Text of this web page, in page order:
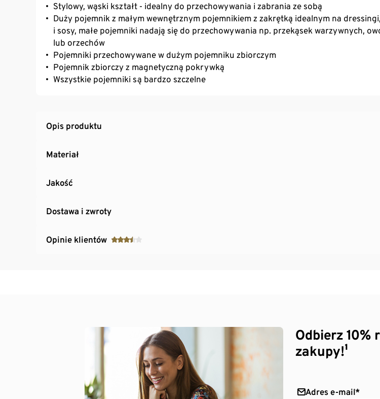
Stylowy, wąski kształt - idealny do przechowywania i zabrania ze sobą
Duży pojemnik z małym wewnętrznym pojemnikiem z zakrętką idealnym na
i sosy, małe pojemniki nadają się do przechowywania np. przekąsek warzywnych,
lub orzechów
Pojemniki przechowywane w dużym pojemniku zbiorczym
Pojemnik zbiorczy z magnetyczną pokrywką
Wszystkie pojemniki są bardzo szczelne
Opis produktu
Materiał
Jakość
Dostawa i zwroty
Opinie klientów
Odbierz 10%
zakupy!¹
Adres e-mail*